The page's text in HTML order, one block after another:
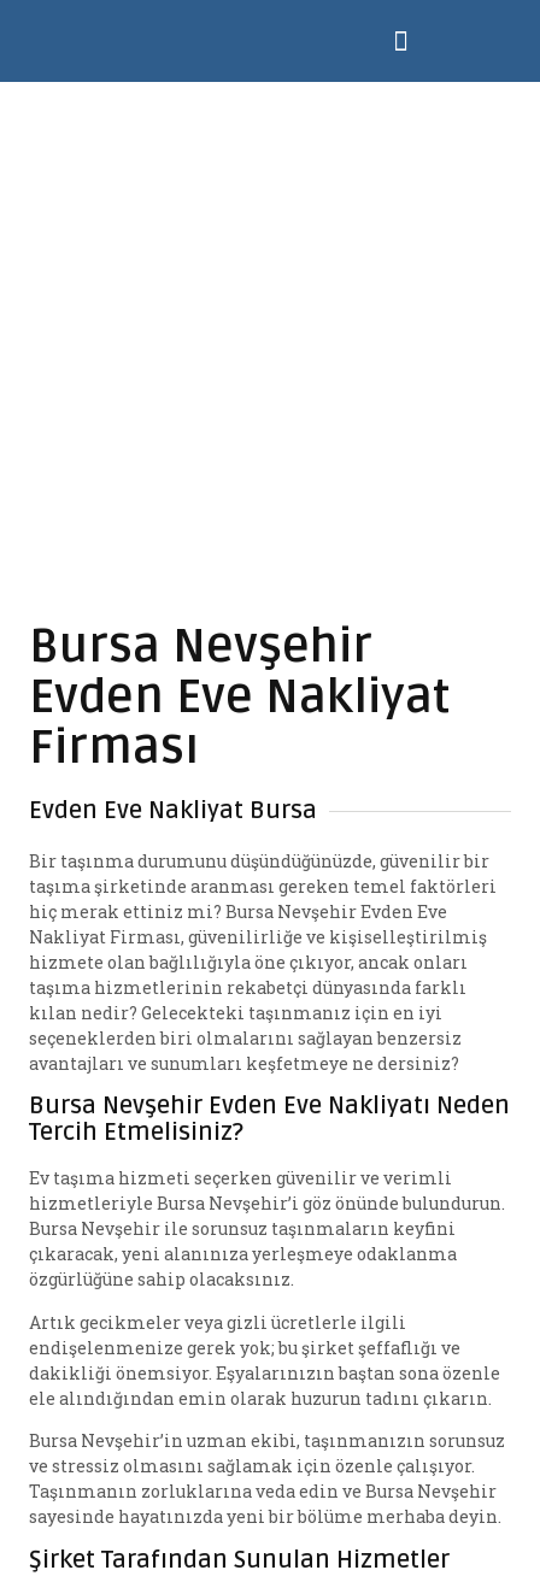
Bursa Nevşehir
Evden Eve Nakliyat
Firması
Evden Eve Nakliyat Bursa
Bir taşınma durumunu düşündüğünüzde, güvenilir bir
taşıma şirketinde aranması gereken temel faktörleri
hiç merak ettiniz mi? Bursa Nevşehir Evden Eve
Nakliyat Firması, güvenilirliğe ve kişiselleştirilmiş
hizmete olan bağlılığıyla öne çıkıyor, ancak onları
taşıma hizmetlerinin rekabetçi dünyasında farklı
kılan nedir? Gelecekteki taşınmanız için en iyi
seçeneklerden biri olmalarını sağlayan benzersiz
avantajları ve sunumları keşfetmeye ne dersiniz?
Bursa Nevşehir Evden Eve Nakliyatı Neden
Tercih Etmelisiniz?
Ev taşıma hizmeti seçerken güvenilir ve verimli
hizmetleriyle Bursa Nevşehir’i göz önünde bulundurun.
Bursa Nevşehir ile sorunsuz taşınmaların keyfini
çıkaracak, yeni alanınıza yerleşmeye odaklanma
özgürlüğüne sahip olacaksınız.
Artık gecikmeler veya gizli ücretlerle ilgili
endişelenmenize gerek yok; bu şirket şeffaflığı ve
dakikliği önemsiyor. Eşyalarınızın baştan sona özenle
ele alındığından emin olarak huzurun tadını çıkarın.
Bursa Nevşehir’in uzman ekibi, taşınmanızın sorunsuz
ve stressiz olmasını sağlamak için özenle çalışıyor.
Taşınmanın zorluklarına veda edin ve Bursa Nevşehir
sayesinde hayatınızda yeni bir bölüme merhaba deyin.
Şirket Tarafından Sunulan Hizmetler